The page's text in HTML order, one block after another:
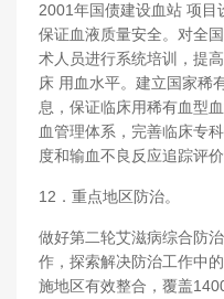
2001年国债建设血站 项目
保证血液质量安全。对全
术人员进行系统培训，提
床 用血水平。建立国家稀
息，保证临床用稀有血型
血管理体系，完善临床专
度和输血不良反应追踪评价
12．重点地区防治。
做好第二轮艾滋病综合防
作，探索解决防治工作中
施地区有效整合，覆盖